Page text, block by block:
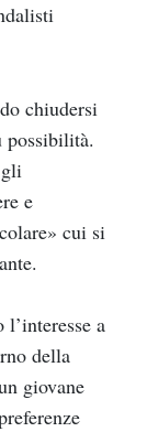
chiudersi
possibilità.
e
cui si
a
della
giovane